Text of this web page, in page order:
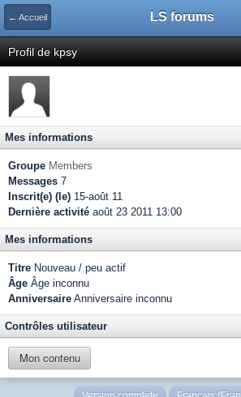
← Accueil LS forums
Profil de kpsy
Mes informations
Groupe Members
Messages 7
Inscrit(e) (le) 15-août 11
Dernière activité août 23 2011 13:00
Mes informations
Titre Nouveau / peu actif
Âge Âge inconnu
Anniversaire Anniversaire inconnu
Contrôles utilisateur
Mon contenu